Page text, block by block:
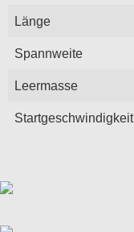
Länge
Spannweite
Leermasse
Startgeschwindigkeit